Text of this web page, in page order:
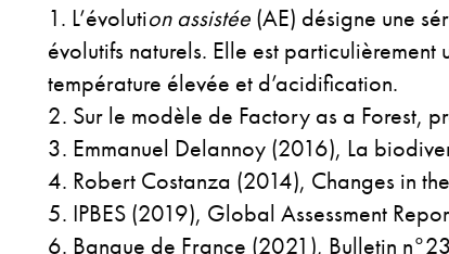
L’évolution assistée (AE) désigne une
évolutifs naturels. Elle est
température élevée et d’acidification.
Sur le modèle de Factory as a Forest,
Emmanuel Delannoy (2016), La
Robert Costanza (2014), Changes in
IPBES (2019), Global Assessment
Banque de France (2021), Bulletin